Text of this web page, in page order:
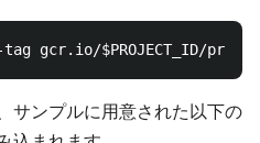
サンプルに用意された以下の